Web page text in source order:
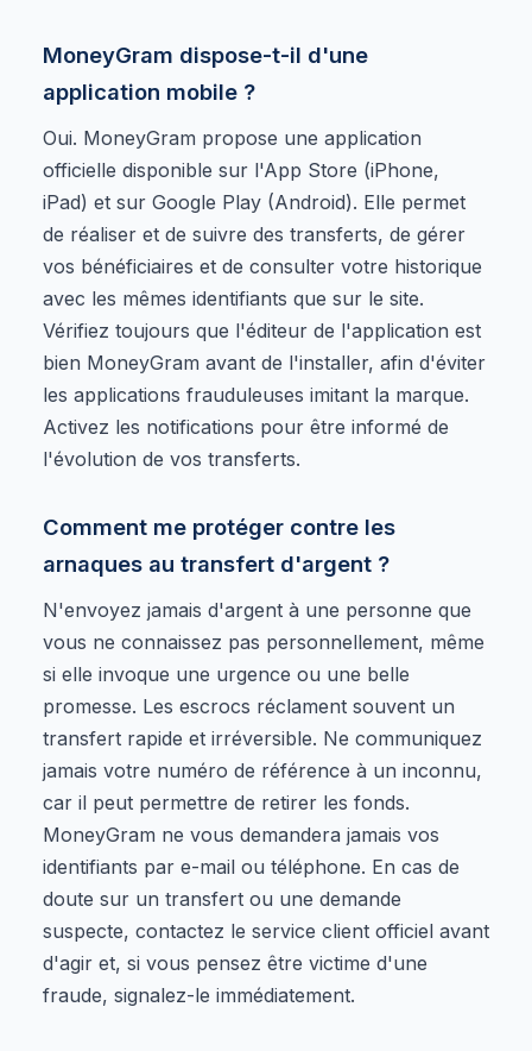
MoneyGram dispose-t-il d'une
application mobile ?
Oui. MoneyGram propose une application
officielle disponible sur l'App Store (iPhone,
iPad) et sur Google Play (Android). Elle permet
de réaliser et de suivre des transferts, de gérer
vos bénéficiaires et de consulter votre historique
avec les mêmes identifiants que sur le site.
Vérifiez toujours que l'éditeur de l'application est
bien MoneyGram avant de l'installer, afin d'éviter
les applications frauduleuses imitant la marque.
Activez les notifications pour être informé de
l'évolution de vos transferts.
Comment me protéger contre les
arnaques au transfert d'argent ?
N'envoyez jamais d'argent à une personne que
vous ne connaissez pas personnellement, même
si elle invoque une urgence ou une belle
promesse. Les escrocs réclament souvent un
transfert rapide et irréversible. Ne communiquez
jamais votre numéro de référence à un inconnu,
car il peut permettre de retirer les fonds.
MoneyGram ne vous demandera jamais vos
identifiants par e-mail ou téléphone. En cas de
doute sur un transfert ou une demande
suspecte, contactez le service client officiel avant
d'agir et, si vous pensez être victime d'une
fraude, signalez-le immédiatement.